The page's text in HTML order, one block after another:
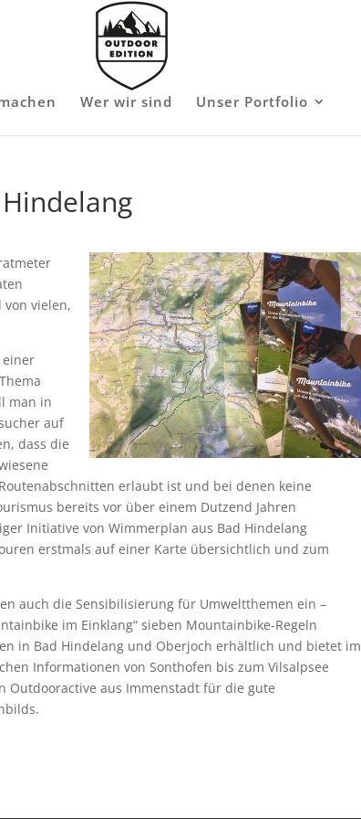
Wer wir sind Unser Portfolio
vielen,
einer
man in
auf
dass die
erlaubt ist und bei denen keine
bereits vor über einem Dutzend Jahren
Initiative von Wimmerplan aus Bad Hindelang
erstmals auf einer Karte übersichtlich und zum
auch die Sensibilisierung für Umweltthemen ein –
im Einklang“ sieben Mountainbike-Regeln
in Bad Hindelang und Oberjoch erhältlich und bietet im
Informationen von Sonthofen bis zum Vilsalpsee
Outdooractive aus Immenstadt für die gute